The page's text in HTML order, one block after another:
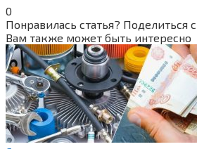
0
Понравилась статья? Поделиться
Вам также может быть интересно